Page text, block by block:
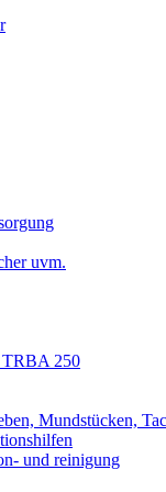
uvm.
TRBA 250
Mundstücken,
und reinigung